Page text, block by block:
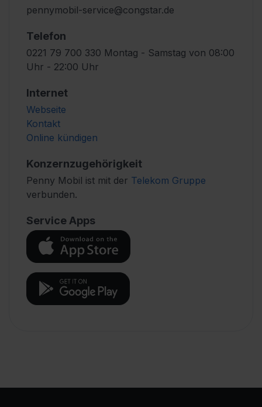
pennymobil-service@congstar.de
Telefon
0221 79 700 330 Montag - Samstag von 08:00
Uhr - 22:00 Uhr
Internet
Webseite
Kontakt
Online kündigen
Konzernzugehörigkeit
Penny Mobil ist mit der Telekom Gruppe
verbunden.
Service Apps